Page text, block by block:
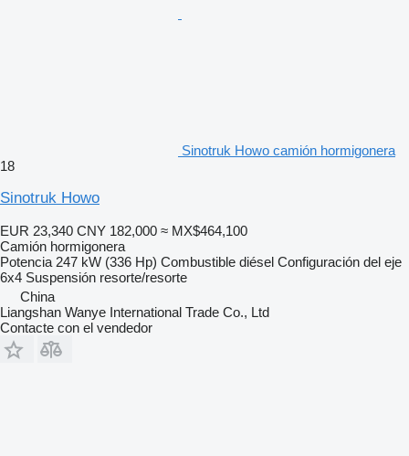
Sinotruk Howo camión hormigonera
18
Sinotruk Howo
EUR 23,340 CNY 182,000 ≈ MX$464,100
Camión hormigonera
Potencia 247 kW (336 Hp) Combustible diésel Configuración del eje
6x4 Suspensión resorte/resorte
China
Liangshan Wanye International Trade Co., Ltd
Contacte con el vendedor